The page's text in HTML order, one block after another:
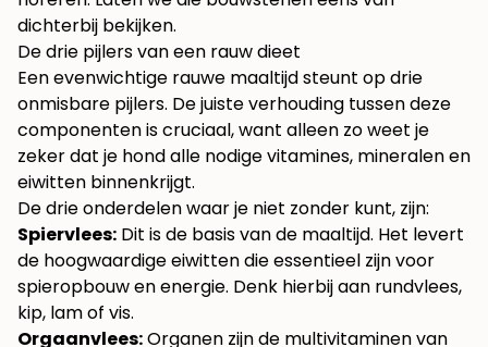
dichterbij bekijken.
De drie pijlers van een rauw dieet
Een evenwichtige rauwe maaltijd steunt op drie
onmisbare pijlers. De juiste verhouding tussen deze
componenten is cruciaal, want alleen zo weet je
zeker dat je hond alle nodige vitamines, mineralen en
eiwitten binnenkrijgt.
De drie onderdelen waar je niet zonder kunt, zijn:
Spiervlees: Dit is de basis van de maaltijd. Het levert
de hoogwaardige eiwitten die essentieel zijn voor
spieropbouw en energie. Denk hierbij aan rundvlees,
kip, lam of vis.
Orgaanvlees:Organen zijn de multivitaminen van